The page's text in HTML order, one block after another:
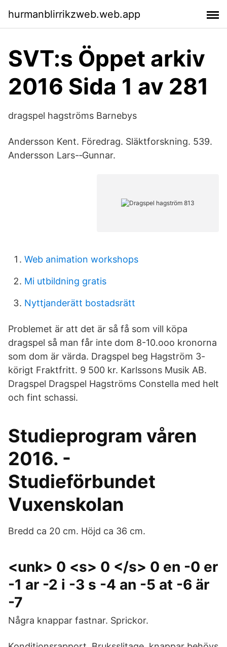
hurmanblirrikzweb.web.app
SVT:s Öppet arkiv
2016 Sida 1 av 281
dragspel hagströms Barnebys
Andersson Kent. Föredrag. Släktforskning. 539.
Andersson Lars-‐Gunnar.
Web animation workshops
Mi utbildning gratis
Nyttjanderätt bostadsrätt
Problemet är att det är så få som vill köpa
dragspel så man får inte dom 8-10.ooo kronorna
som dom är värda. Dragspel beg Hagström 3-
körigt Fraktfritt. 9 500 kr. Karlssons Musik AB.
Dragspel Dragspel Hagströms Constella med helt
och fint schassi.
Studieprogram våren
2016. -
Studieförbundet
Vuxenskolan
Bredd ca 20 cm. Höjd ca 36 cm.
<unk> 0 <s> 0 </s> 0 en -0 er
-1 ar -2 i -3 s -4 an -5 at -6 är
-7
Några knappar fastnar. Sprickor.